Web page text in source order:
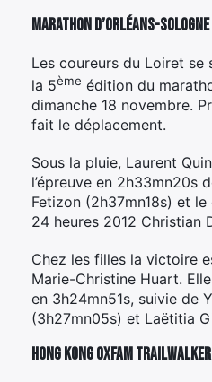
Marathon d’Orléans-Sologne
Les coureurs du Loiret se
la 5ème édition du
dimanche 18 novembre.
fait le déplacement.
Sous la pluie, Laurent
l’épreuve en 2h33mn20s
Fetizon (2h37mn18s) et
24 heures 2012 Christian
Chez les filles la victoire
Marie-Christine Huart.
en 3h24mn51s, suivie de
(3h27mn05s) et Laëtitia
Hong Kong Oxfam Trailwalker